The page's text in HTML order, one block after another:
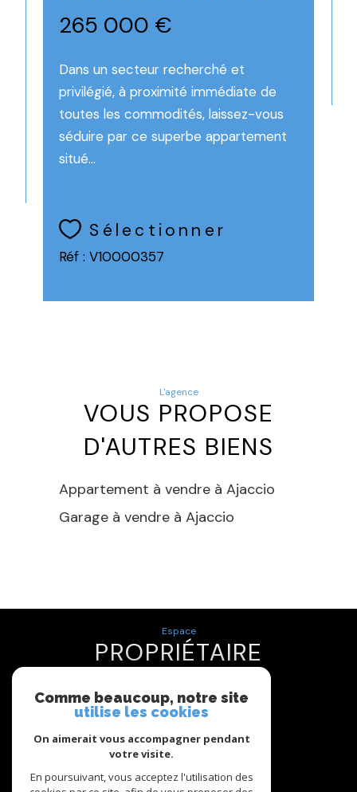
265 000 €
Dans un secteur recherché et
privilégié, à proximité immédiate de
toutes les commodités, laissez-vous
séduire par ce superbe appartement
situé...
Sélectionner
Réf : V10000357
L'agence
VOUS PROPOSE
D'AUTRES BIENS
Appartement à vendre à Ajaccio
Garage à vendre à Ajaccio
Espace
PROPRIÉTAIRE
Se connecter
ADHÉRONS
Comme beaucoup, notre site
utilise les cookies
On aimerait vous accompagner pendant
votre visite.
En poursuivant, vous acceptez l'utilisation des